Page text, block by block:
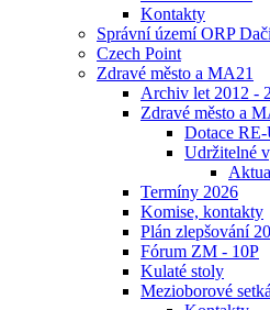
Kontakty
Správní území ORP
Czech Point
Zdravé město a MA21
Archiv let 2012 -
Zdravé město a
Dotace
Udržitelné
Termíny 2026
Komise, kontakty
Plán zlepšování
Fórum ZM - 10P
Kulaté stoly
Mezioborové